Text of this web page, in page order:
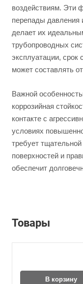
воздействиям. Эти
перепады давления
делает их
трубопроводных
эксплуатации,
может составлять
Важной
коррозийная
контакте с
условиях
требует
поверхностей и
обеспечит
Товары
В корзину